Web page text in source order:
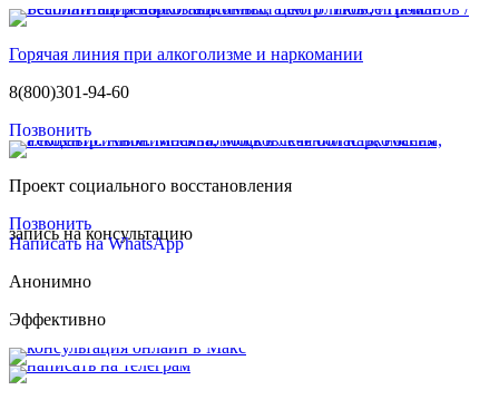
Горячая линия при алкоголизме и наркомании
8(800)301-94-60
Позвонить
Проект социального восстановления
Позвонить
запись на консультацию
Написать на WhatsApp
Анонимно
Эффективно